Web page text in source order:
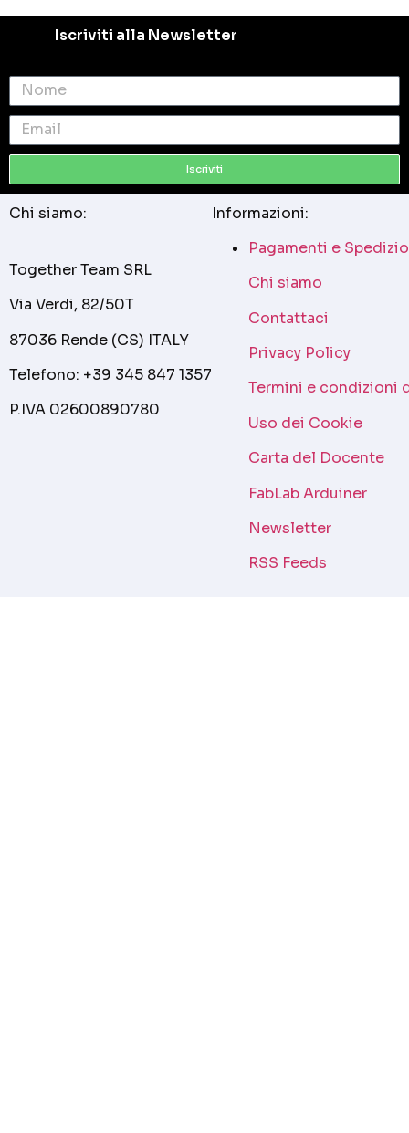
Iscriviti alla Newsletter
Iscriviti
Chi siamo:
Together Team SRL
Via Verdi, 82/50T
87036 Rende (CS) ITALY
Telefono: +39 345 847 1357
P.IVA 02600890780
Informazioni:
Pagamenti e
Chi siamo
Contattaci
Privacy Policy
Termini e condizioni
Uso dei Cookie
Carta del Docente
FabLab Arduiner
Newsletter
RSS Feeds